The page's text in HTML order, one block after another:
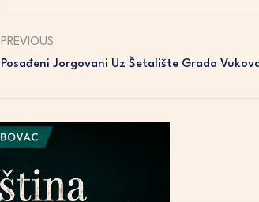
PREVIOUS
Posađeni Jorgovani Uz Šetalište Grada